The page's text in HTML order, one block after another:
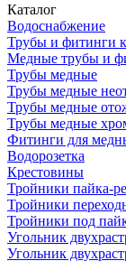
Каталог
Водоснабжение
Трубы и фитинги
Медные трубы и
Трубы медные
Трубы медные
Трубы медные
Трубы медные
Фитинги для
Водорозетка
Крестовины
Тройники пайка-
Тройники
Тройники под
Угольник
Угольник